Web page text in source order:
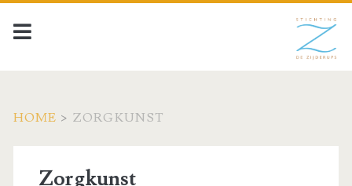
HOME > ZORGKUNST
Zorgkunst